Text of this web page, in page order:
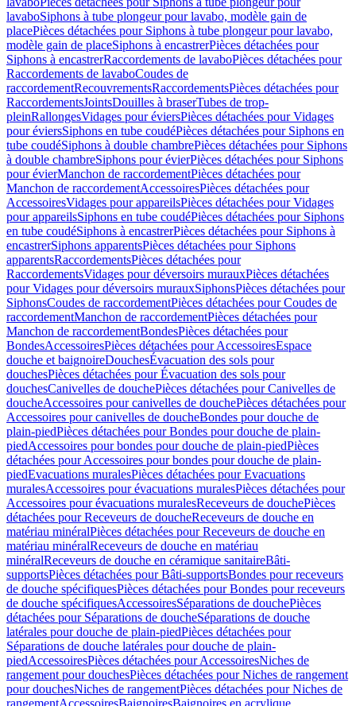
lavaboSiphons à tube plongeur pour lavabo, modèle gain de
placePièces détachées pour Siphons à tube plongeur pour lavabo,
modèle gain de placeSiphons à encastrerPièces détachées pour
Siphons à encastrerRaccordements de lavaboPièces détachées pour
Raccordements de lavaboCoudes de
raccordementRecouvrementsRaccordementsPièces détachées pour
RaccordementsJointsDouilles à braserTubes de trop-
pleinRallongesVidages pour éviersPièces détachées pour Vidages
pour éviersSiphons en tube coudéPièces détachées pour Siphons en
tube coudéSiphons à double chambrePièces détachées pour Siphons
à double chambreSiphons pour évierPièces détachées pour Siphons
pour évierManchon de raccordementPièces détachées pour
Manchon de raccordementAccessoiresPièces détachées pour
AccessoiresVidages pour appareilsPièces détachées pour Vidages
pour appareilsSiphons en tube coudéPièces détachées pour Siphons
en tube coudéSiphons à encastrerPièces détachées pour Siphons à
encastrerSiphons apparentsPièces détachées pour Siphons
apparentsRaccordementsPièces détachées pour
RaccordementsVidages pour déversoirs murauxPièces détachées
pour Vidages pour déversoirs murauxSiphonsPièces détachées pour
SiphonsCoudes de raccordementPièces détachées pour Coudes de
raccordementManchon de raccordementPièces détachées pour
Manchon de raccordementBondesPièces détachées pour
BondesAccessoiresPièces détachées pour AccessoiresEspace
douche et baignoireDouchesÉvacuation des sols pour
douchesPièces détachées pour Évacuation des sols pour
douchesCanivelles de douchePièces détachées pour Canivelles de
doucheAccessoires pour canivelles de douchePièces détachées pour
Accessoires pour canivelles de doucheBondes pour douche de
plain-piedPièces détachées pour Bondes pour douche de plain-
piedAccessoires pour bondes pour douche de plain-piedPièces
détachées pour Accessoires pour bondes pour douche de plain-
piedEvacuations muralesPièces détachées pour Evacuations
muralesAccessoires pour évacuations muralesPièces détachées pour
Accessoires pour évacuations muralesReceveurs de douchePièces
détachées pour Receveurs de doucheReceveurs de douche en
matériau minéralPièces détachées pour Receveurs de douche en
matériau minéralReceveurs de douche en matériau
minéralReceveurs de douche en céramique sanitaireBâti-
supportsPièces détachées pour Bâti-supportsBondes pour receveurs
de douche spécifiquesPièces détachées pour Bondes pour receveurs
de douche spécifiquesAccessoiresSéparations de douchePièces
détachées pour Séparations de doucheSéparations de douche
latérales pour douche de plain-piedPièces détachées pour
Séparations de douche latérales pour douche de plain-
piedAccessoiresPièces détachées pour AccessoiresNiches de
rangement pour douchesPièces détachées pour Niches de rangement
pour douchesNiches de rangementPièces détachées pour Niches de
rangementAccessoiresBaignoiresBaignoires en acrylique